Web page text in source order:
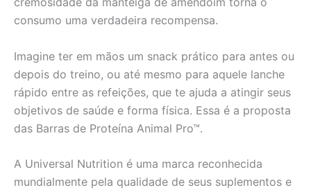
consumo uma verdadeira recompensa.
Imagine ter em mãos um snack prático para antes ou
depois do treino, ou até mesmo para aquele lanche
rápido entre as refeições, que te ajuda a atingir seus
objetivos de saúde e forma física. Essa é a proposta
das Barras de Proteína Animal Pro™.
A Universal Nutrition é uma marca reconhecida
mundialmente pela qualidade de seus suplementos e